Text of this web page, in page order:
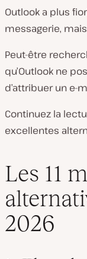
Outlook a plus
messagerie,
Peut-être
qu’Outlook ne
d’attribuer un e-
Continuez la
excellentes
Les 11
2026